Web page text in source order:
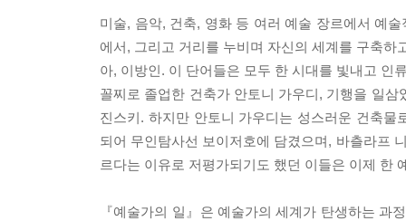
미술, 음악, 건축, 영화 등 여러 예술 장르에서 예
에서, 그리고 거리를 누비며 자신의 세계를 구축
아, 이방인. 이 단어들은 모두 한 시대를 빛내고 인
꼴찌로 졸업한 건축가 안토니 가우디, 기행을 일
진스키. 하지만 안토니 가우디는 성스러운 건축
되어 무인탐사선 보이저호에 담겼으며, 바츨라프
르다는 이유로 저평가되기도 했던 이들은 이제 한
『예술가의 일』은 예술가의 세계가 탄생하는